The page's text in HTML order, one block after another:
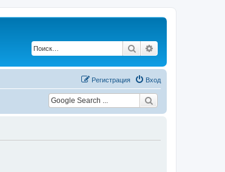
Поиск
Вход
Регистрация